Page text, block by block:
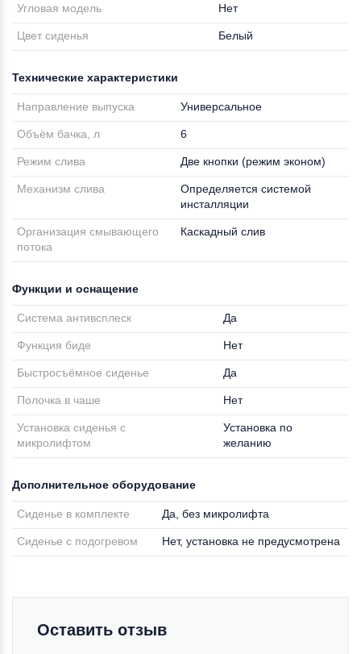
Угловая модель Нет
Цвет сиденья Белый
Технические характеристики
Направление выпуска Универсальное
Объём бачка, л 6
Режим слива Две кнопки (режим эконом)
Механизм слива
Определяется системой
инсталляции
Организация смывающего
потока
Каскадный слив
Функции и оснащение
Система антивсплеск Да
Функция биде Нет
Быстросъёмное сиденье Да
Полочка в чаше Нет
Установка сиденья с
микролифтом
Установка по
желанию
Дополнительное оборудование
Сиденье в комплекте Да, без микролифта
Сиденье с подогревом Нет, установка не предусмотрена
Оставить отзыв